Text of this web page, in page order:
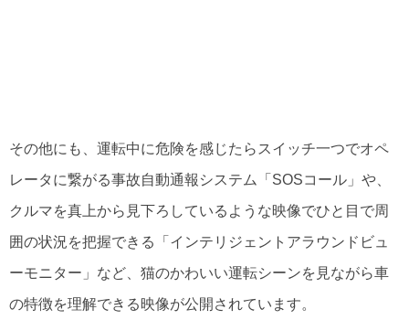
その他にも、運転中に危険を感じたらスイッチ一つでオペ
レータに繋がる事故自動通報システム「SOSコール」や、
クルマを真上から見下ろしているような映像でひと目で周
囲の状況を把握できる「インテリジェントアラウンドビュ
ーモニター」など、猫のかわいい運転シーンを見ながら車
の特徴を理解できる映像が公開されています。